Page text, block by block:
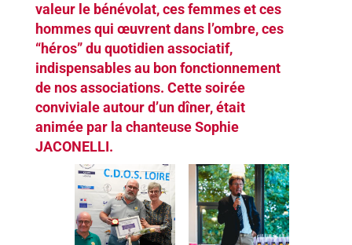
valeur le bénévolat, ces femmes et ces
hommes qui œuvrent dans l’ombre, ces
“héros” du quotidien associatif,
indispensables au bon fonctionnement
de nos associations. Cette soirée
conviviale autour d’un dîner, était
animée par la chanteuse Sophie
JACONELLI.